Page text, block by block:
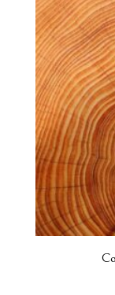
Chaînes
Colliers
Portes
Enfant
Chaînes